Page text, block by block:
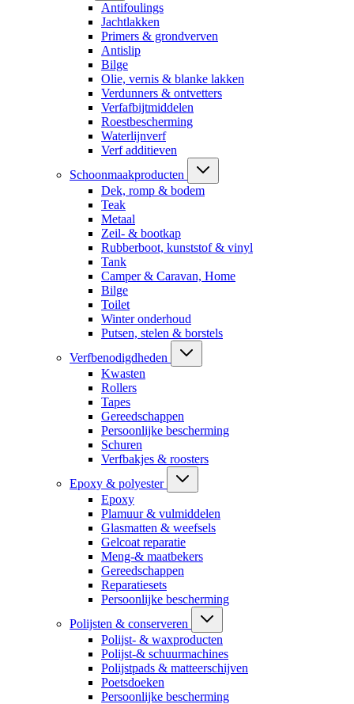
Antifoulings
Jachtlakken
Primers & grondverven
Antislip
Bilge
Olie, vernis & blanke lakken
Verdunners & ontvetters
Verfafbijtmiddelen
Roestbescherming
Waterlijnverf
Verf additieven
Schoonmaakproducten
Dek, romp & bodem
Teak
Metaal
Zeil- & bootkap
Rubberboot, kunststof & vinyl
Tank
Camper & Caravan, Home
Bilge
Toilet
Winter onderhoud
Putsen, stelen & borstels
Verfbenodigdheden
Kwasten
Rollers
Tapes
Gereedschappen
Persoonlijke bescherming
Schuren
Verfbakjes & roosters
Epoxy & polyester
Epoxy
Plamuur & vulmiddelen
Glasmatten & weefsels
Gelcoat reparatie
Meng-& maatbekers
Gereedschappen
Reparatiesets
Persoonlijke bescherming
Polijsten & conserveren
Polijst- & waxproducten
Polijst-& schuurmachines
Polijstpads & matteerschijven
Poetsdoeken
Persoonlijke bescherming